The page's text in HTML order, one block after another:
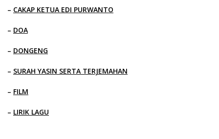
– CAKAP KETUA EDI PURWANTO
– DOA
– DONGENG
– SURAH YASIN SERTA TERJEMAHAN
– FILM
– LIRIK LAGU